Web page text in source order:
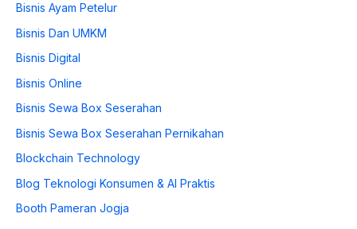
Bisnis Ayam Petelur
Bisnis Dan UMKM
Bisnis Digital
Bisnis Online
Bisnis Sewa Box Seserahan
Bisnis Sewa Box Seserahan Pernikahan
Blockchain Technology
Blog Teknologi Konsumen & AI Praktis
Booth Pameran Jogja